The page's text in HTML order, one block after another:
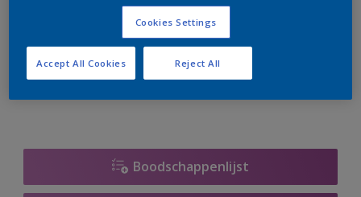
Op dit moment is het niet mogelijk dit product online
te bestellen. Houd de website in de gaten, we werken
er hard aan om de voorraad aan te vullen.
Boodschappenlijst
Cookies Settings
Reject All
Accept All Cookies